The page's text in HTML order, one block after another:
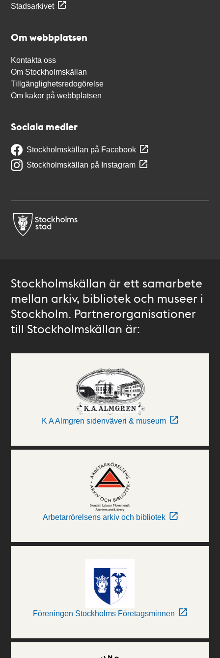
Stadsarkivet
Om webbplatsen
Kontakta oss
Om Stockholmskällan
Tillgänglighetsredogörelse
Om kakor på webbplatsen
Sociala medier
Stockholmskällan på Facebook
Stockholmskällan på Instagram
Stockholmskällan är ett samarbete
mellan arkiv, bibliotek och museer i
Stockholm. Partnerorganisationer
till Stockholmskällan är:
K A Almgren sidenväveri & museum
Arbetarrörelsens arkiv och bibliotek
Föreningen Stockholms Företagsminnen